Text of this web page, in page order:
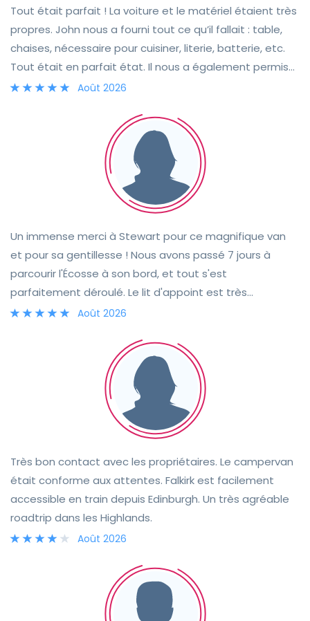
Tout était parfait ! La voiture et le matériel étaient très
propres. John nous a fourni tout ce qu’il fallait : table,
chaises, nécessaire pour cuisiner, literie, batterie, etc.
Tout était en parfait état. Il nous a également permis
de récupérer la voiture avant l’heure prévue le premier
Août 2026
Un immense merci à Stewart pour ce magnifique van
et pour sa gentillesse ! Nous avons passé 7 jours à
parcourir l'Écosse à son bord, et tout s'est
parfaitement déroulé. Le lit d'appoint est très
confortable et nous n'avons rencontré aucun problème
poêle, casserole, passoire, couverts, assiettes, etc.
Nous avons également beaucoup apprécié les chaises
et la table de camping, idéales pour profiter des
magnifiques paysages écossais. Nous recommandons
vivement ce van à tous ceux qui souhaitent explorer
l'Écosse et se créer des souvenirs inoubliables en pleine
nature ! Merci encore, Stewart, pour cette expérience
formidable 😊
Août 2026
Très bon contact avec les propriétaires. Le campervan
était conforme aux attentes. Falkirk est facilement
accessible en train depuis Edinburgh. Un très agréable
roadtrip dans les Highlands.
Août 2026